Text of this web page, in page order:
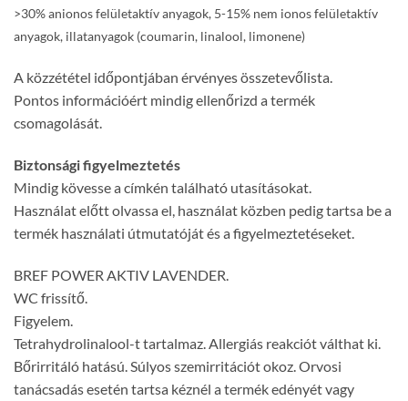
>30% anionos felületaktív anyagok, 5-15% nem ionos felületaktív
anyagok, illatanyagok (coumarin, linalool, limonene)
A közzététel időpontjában érvényes összetevőlista.
Pontos információért mindig ellenőrizd a termék
csomagolását.
Biztonsági figyelmeztetés
Mindig kövesse a címkén található utasításokat.
Használat előtt olvassa el, használat közben pedig tartsa be a
termék használati útmutatóját és a figyelmeztetéseket.
BREF POWER AKTIV LAVENDER.
WC frissítő.
Figyelem.
Tetrahydrolinalool-t tartalmaz. Allergiás reakciót válthat ki.
Bőrirritáló hatású. Súlyos szemirritációt okoz. Orvosi
tanácsadás esetén tartsa kéznél a termék edényét vagy